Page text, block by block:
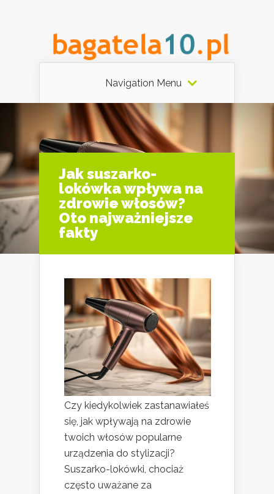
Navigation Menu
Jak suszarko-
lokówka wpływa na
zdrowie włosów?
Oto najważniejsze
fakty
Czy kiedykolwiek zastanawiałeś
się, jak wpływają na zdrowie
twoich włosów popularne
urządzenia do stylizacji?
Suszarko-lokówki, chociaż
często uważane za